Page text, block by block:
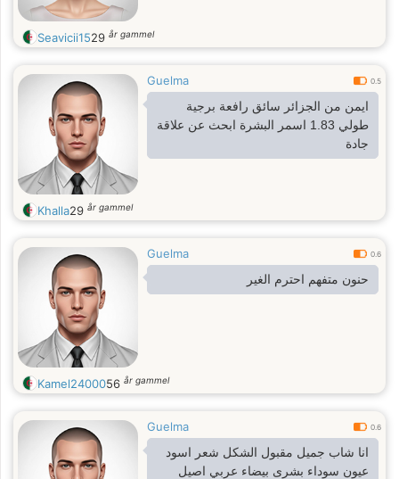
Seavicii1529 år gammel
Guelma 0.5
ايمن من الجزائر سائق رافعة برجية
طولي 1.83 اسمر البشرة ابحث عن علاقة
جادة
Khalla29 år gammel
Guelma 0.6
حنون متفهم احترم الغير
Kamel2400056 år gammel
Guelma 0.6
انا شاب جميل مقبول الشكل شعر اسود
عيون سوداء بشرى بيضاء عربي اصيل